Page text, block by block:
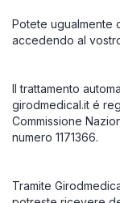
Potete ugualmente
accedendo al
Il trattamento
girodmedical.it é
Commissione
numero 1171366.
Tramite